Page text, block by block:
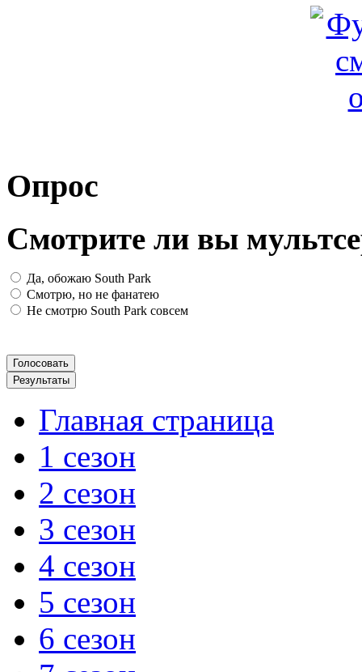
Опрос
Смотрите ли вы
Да, обожаю South Park
Смотрю, но не фанатею
Не смотрю South Park совсем
Главная страница
1 сезон
2 сезон
3 сезон
4 сезон
5 сезон
6 сезон